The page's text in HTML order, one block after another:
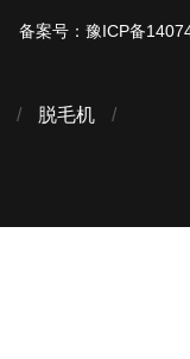
备案号： 豫ICP备
/ 脱毛机 /